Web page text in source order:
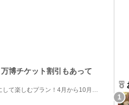
博チケット割引もあって
2025年の大阪旅行でおすすめなのが、大阪万博とユニバをセットにして楽しむプラン！4月から10月まで開催...